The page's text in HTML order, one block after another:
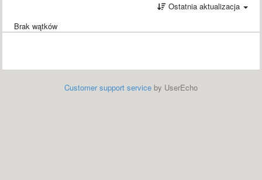
Ostatnia aktualizacja
Brak wątków
Customer support service by UserEcho